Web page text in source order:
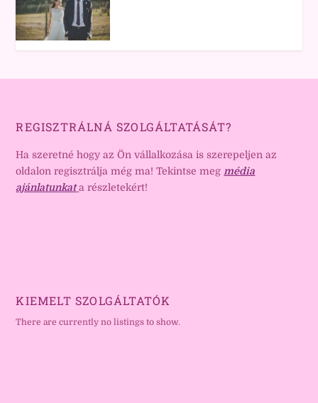
REGISZTRÁLNÁ SZOLGÁLTATÁSÁT?
Ha szeretné hogy az Ön vállalkozása is szerepeljen az
oldalon regisztrálja még ma! Tekintse meg média
ajánlatunkat a részletekért!
KIEMELT SZOLGÁLTATÓK
There are currently no listings to show.